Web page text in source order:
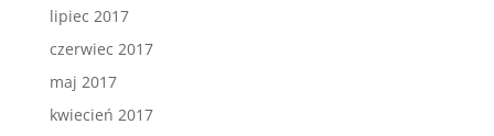
lipiec 2017
czerwiec 2017
maj 2017
kwiecień 2017